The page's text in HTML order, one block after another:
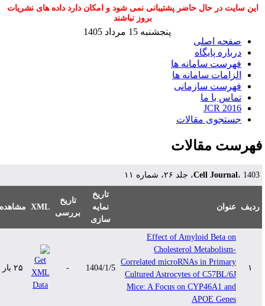
این سایت در حال حاضر پشتیبانی نمی شود و امکان دارد داده های نشریات
بروز نباشند
صفحه اصلی
درباره پایگاه
فهرست سامانه ها
الزامات سامانه ها
فهرست سازمانی
تماس با ما
JCR 2016
جستجوی مقالات
پنجشنبه 15 مرداد 1405
مقالات
Cell Journal ، 1403، جلد ۲۶، شماره ۱۱
ردیف عنوان
تاریخ
نمایه
سازی
تاریخ
بررسی
XML مشاهده
Effect of Amyloid Beta on
Cholesterol Metabolism-
Correlated microRNAs in Primary
Cultured Astrocytes of C57BL/6J
Mice: A Focus on CYP46A1 and
APOE Genes
1404/1/5 ۲۵ بار